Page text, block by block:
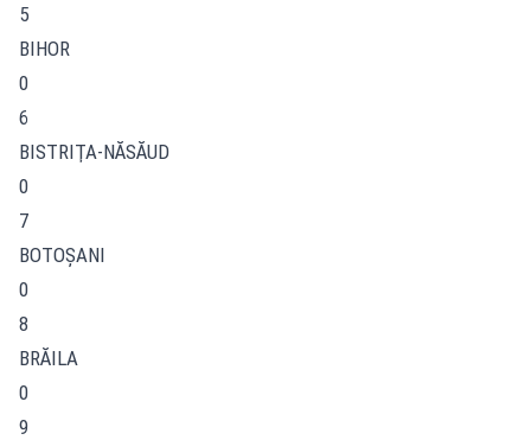
5
BIHOR
0
6
BISTRIŢA-NĂSĂUD
0
7
BOTOŞANI
0
8
BRĂILA
0
9